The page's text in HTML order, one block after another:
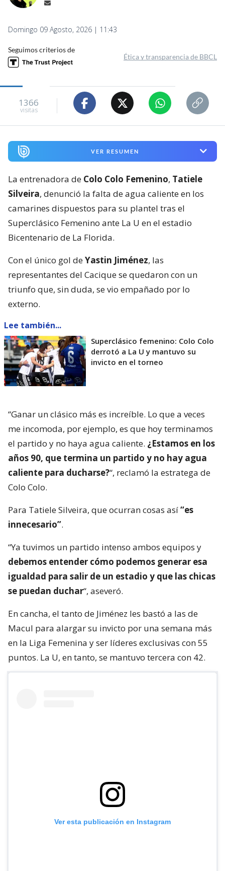
Domingo 09 Agosto, 2026 | 11:43
Seguimos criterios de
Ética y transparencia de BBCL
1366
visitas
VER RESUMEN
La entrenadora de Colo Colo Femenino, Tatiele
Silveira, denunció la falta de agua caliente en los
camarines dispuestos para su plantel tras el
Superclásico Femenino ante La U en el estadio
Bicentenario de La Florida.
Con el único gol deYastin Jiménez, las
representantes del Cacique se quedaron con un
triunfo que, sin duda, se vio empañado por lo
externo.
Lee también...
Superclásico femenino: Colo Colo
derrotó a La U y mantuvo su
invicto en el torneo
“Ganar un clásico más es increíble. Lo que a veces
me incomoda, por ejemplo, es que hoy terminamos
el partido y no haya agua caliente. ¿Estamos en los
años 90, que termina un partido y no hay agua
caliente para ducharse?“, reclamó la estratega de
Colo Colo.
Para Tatiele Silveira, que ocurran cosas así“es
innecesario”.
“Ya tuvimos un partido intenso ambos equipos y
debemos entender cómo podemos generar esa
igualdad para salir de un estadio y que las chicas
se puedan duchar“, aseveró.
En cancha, el tanto de Jiménez les bastó a las de
Macul para alargar su invicto por una semana más
en la Liga Femenina y ser líderes exclusivas con 55
puntos. La U, en tanto, se mantuvo tercera con 42.
Ver esta publicación en Instagram